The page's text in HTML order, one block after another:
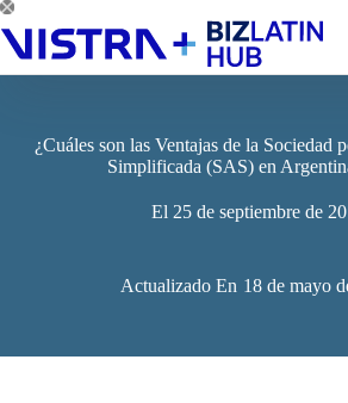
Saltar
al
contenido
¿Cuáles son las Ventajas de la Sociedad
Simplificada (SAS) en
El 25 de septiembre de
Actualizado En 18 de mayo